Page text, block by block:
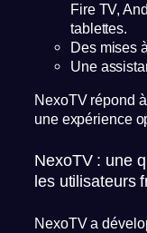
Fire TV,
tablettes.
Des mises
Une
NexoTV répond
une expérience
NexoTV : une
les utilisateurs
NexoTV a